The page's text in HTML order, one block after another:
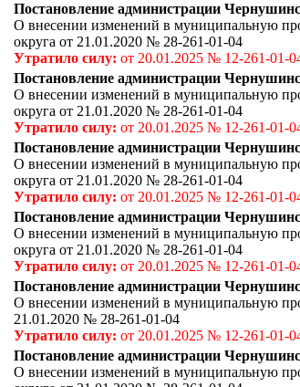
Постановление администрации
О внесении изменений в муниципальную
округа от 21.01.2020 № 28-261-01-04
Утратило силу: от 20.01.2025 № 12-261-01-
Постановление администрации
О внесении изменений в муниципальную
округа от 21.01.2020 № 28-261-01-04
Утратило силу: от 20.01.2025 № 12-261-01-
Постановление администрации
О внесении изменений в муниципальную
округа от 21.01.2020 № 28-261-01-04
Утратило силу: от 20.01.2025 № 12-261-01-
Постановление администрации
О внесении изменений в муниципальную
округа от 21.01.2020 № 28-261-01-04
Утратило силу: от 20.01.2025 № 12-261-01-
Постановление администрации
О внесении изменений в муниципальную
21.01.2020 № 28-261-01-04
Утратило силу: от 20.01.2025 № 12-261-01-
Постановление администрации
О внесении изменений в муниципальную